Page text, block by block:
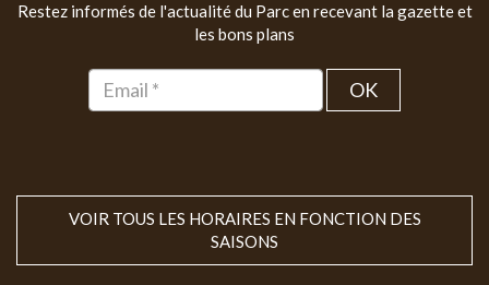
Restez informés de l'actualité du Parc en recevant la gazette et
les bons plans
OK
VOIR TOUS LES HORAIRES EN FONCTION DES
SAISONS